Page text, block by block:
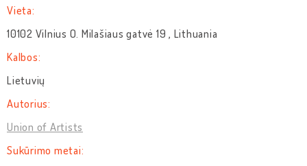
Vieta:
10102 Vilnius O. Milašiaus gatvė 19 , Lithuania
Kalbos:
Lietuvių
Autorius:
Union of Artists
Sukūrimo metai: